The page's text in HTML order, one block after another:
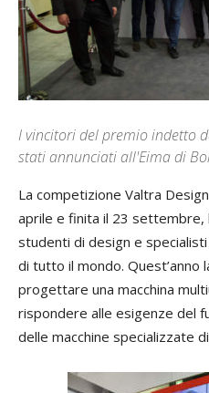
I vincitori del premio indetto
stati annunciati all'Eima di
La competizione Valtra
aprile e finita il 23 settembre,
studenti di design e
di tutto il mondo. Quest’anno
progettare una macchina
rispondere alle esigenze del
delle macchine specializzate